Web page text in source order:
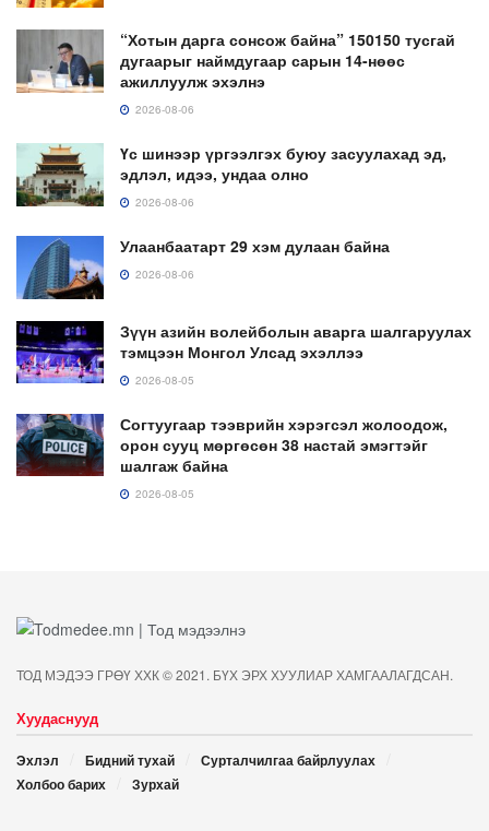
“Хотын дарга сонсож байна” 150150 тусгай
дугаарыг наймдугаар сарын 14-нөөс
ажиллуулж эхэлнэ
2026-08-06
Үс шинээр үргээлгэх буюу засуулахад эд,
эдлэл, идээ, ундаа олно
2026-08-06
Улаанбаатарт 29 хэм дулаан байна
2026-08-06
Зүүн азийн волейболын аварга шалгаруулах
тэмцээн Монгол Улсад эхэллээ
2026-08-05
Согтуугаар тээврийн хэрэгсэл жолоодож,
орон сууц мөргөсөн 38 настай эмэгтэйг
шалгаж байна
2026-08-05
ТОД МЭДЭЭ ГРӨҮ ХХК © 2021. БҮХ ЭРХ ХУУЛИАР ХАМГААЛАГДСАН.
Хуудаснууд
Эхлэл Бидний тухай
Сурталчилгаа байрлуулах
Холбоо барих
Зурхай